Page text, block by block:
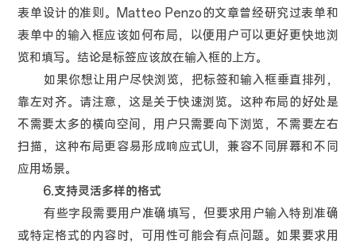
表单设计的准则。Matteo Penzo的文章曾经研究过表单和
表单中的输入框应该如何布局，以便用户可以更好更快地浏
览和填写。结论是标签应该放在输入框的上方。
如果你想让用户尽快浏览，把标签和输入框垂直排列，
靠左对齐。请注意，这是关于快速浏览。这种布局的好处是
不需要太多的横向空间，用户只需要向下浏览，不需要左右
扫描，这种布局更容易形成响应式UI，兼容不同屏幕和不同
应用场景。
6.支持灵活多样的格式
有些字段需要用户准确填写，但要求用户输入特别准确
或特定格式的内容时，可用性可能会有点问题。如果要求用